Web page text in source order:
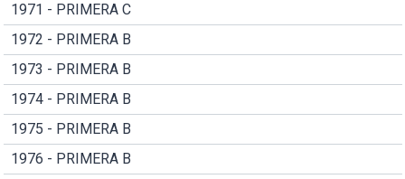
1971 - PRIMERA C
1972 - PRIMERA B
1973 - PRIMERA B
1974 - PRIMERA B
1975 - PRIMERA B
1976 - PRIMERA B